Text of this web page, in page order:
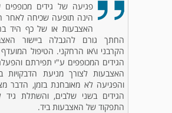
פגיעה של גידים
הינה תופעה שכיחה לאחר
האצבעות או של כף היד
החתך גורם להגבלה ביישור
הקרבני ו\או הרחקני. הטיפול המועדף
הגידים המכופפים ע"י תפירתם
האצבעות לצורך מניעת הדבקויות
והפגיעה לא מאובחנת בזמן, הדבר
הגידים בשני שלבים, והשתלת גיד
התפקוד של האצבעות ביד.